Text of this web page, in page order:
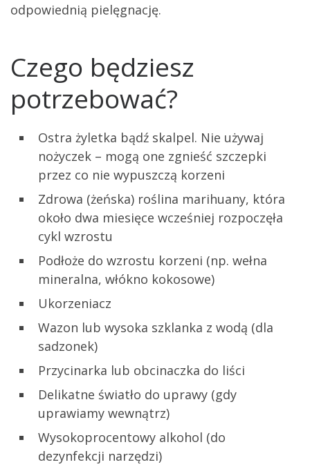
odpowiednią pielęgnację.
Czego będziesz
potrzebować?
Ostra żyletka bądź skalpel. Nie używaj
nożyczek – mogą one zgnieść szczepki
przez co nie wypuszczą korzeni
Zdrowa (żeńska) roślina marihuany, która
około dwa miesięce wcześniej rozpoczęła
cykl wzrostu
Podłoże do wzrostu korzeni (np. wełna
mineralna, włókno kokosowe)
Ukorzeniacz
Wazon lub wysoka szklanka z wodą (dla
sadzonek)
Przycinarka lub obcinaczka do liści
Delikatne światło do uprawy (gdy
uprawiamy wewnątrz)
Wysokoprocentowy alkohol (do
dezynfekcji narzędzi)